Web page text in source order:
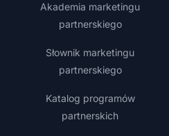
Akademia marketingu
partnerskiego
Słownik marketingu
partnerskiego
Katalog programów
partnerskich